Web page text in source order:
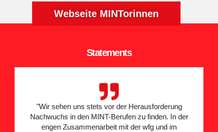
Webseite MINTorinnen
Statements
"Wir sehen uns stets vor der Herausforderung
Nachwuchs in den MINT-Berufen zu finden. In der
engen Zusammenarbeit mit der wfg und im